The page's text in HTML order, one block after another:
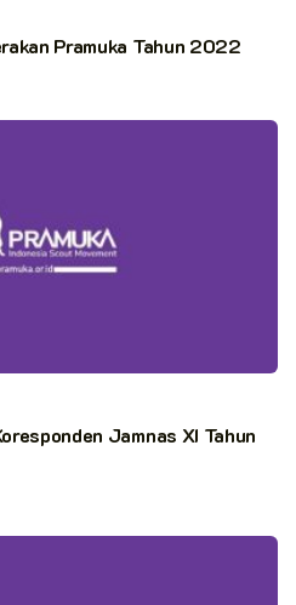
Pramuka Tahun 2022
Jamnas XI Tahun